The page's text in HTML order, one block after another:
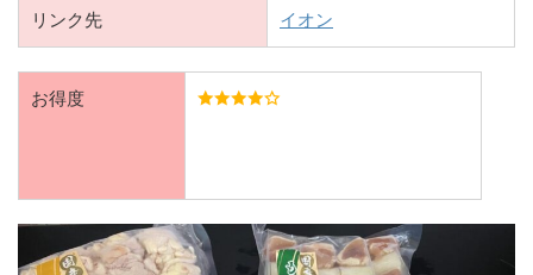
リンク先 イオン
お得度